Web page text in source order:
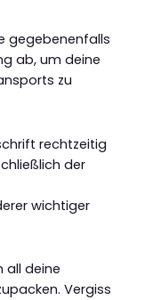
gegebenenfalls
ab, um deine
zu
rechtzeitig
der
wichtiger
all deine
Vergiss